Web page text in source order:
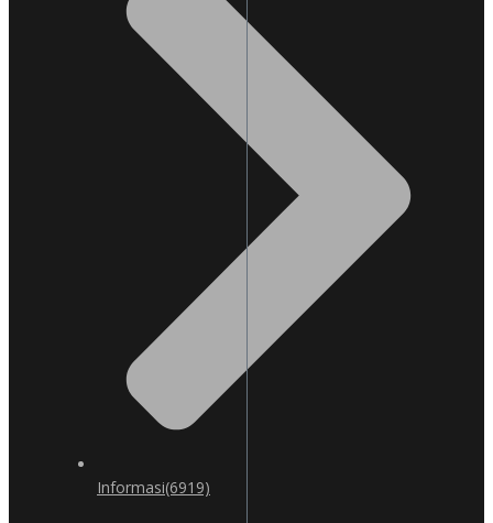
Informasi(6919)